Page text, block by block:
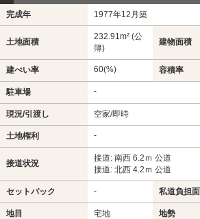
完成年 1977年12月築
土地面積
232.91m² (公
簿)
建物面積
建ぺい率 60(%) 容積率
駐車場 -
現況/引渡し 空家/即時
土地権利 -
接道状況
接道: 南西 6.2ｍ 公道
接道: 北西 4.2ｍ 公道
セットバック - 私道負担
地目 宅地 地勢